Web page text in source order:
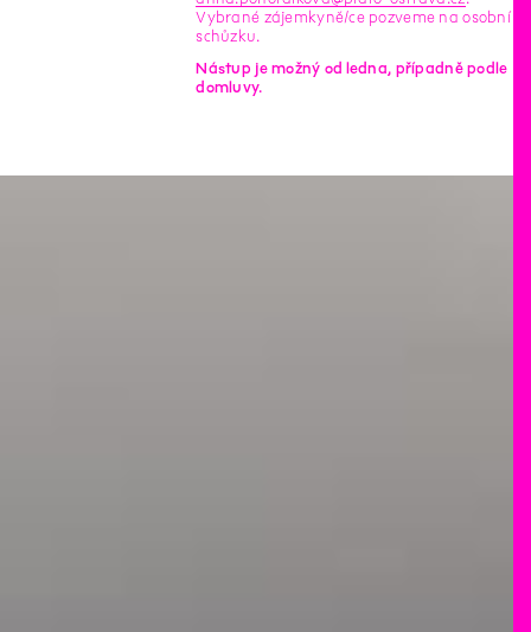
Vybrané zájemkyně/ce pozveme na osobní
schůzku.
Nástup je možný od ledna, případně podle
domluvy.